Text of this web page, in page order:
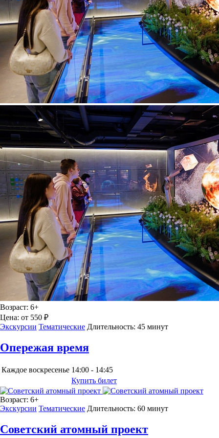
Возраст: 6+
Цена: от 550 ₽
Экскурсии Тематические Длительность: 45 минут
Опережая время
Каждое воскресенье 14:00 - 14:45
Купить билет
Возраст: 6+
Экскурсии Тематические Длительность: 60 минут
Советский атомный проект